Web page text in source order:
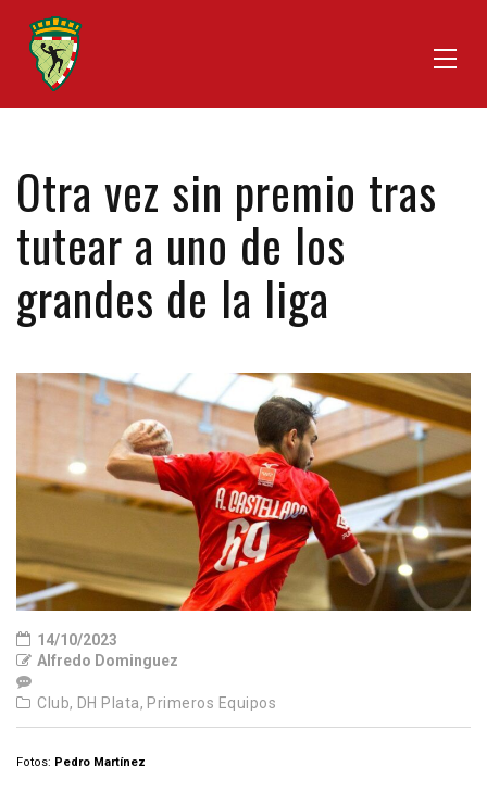
Otra vez sin premio tras
tutear a uno de los
grandes de la liga
14/10/2023
Alfredo Dominguez
Club, DH Plata, Primeros Equipos
Fotos: Pedro Martínez